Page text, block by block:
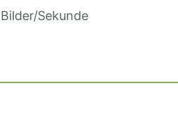
Sekunde